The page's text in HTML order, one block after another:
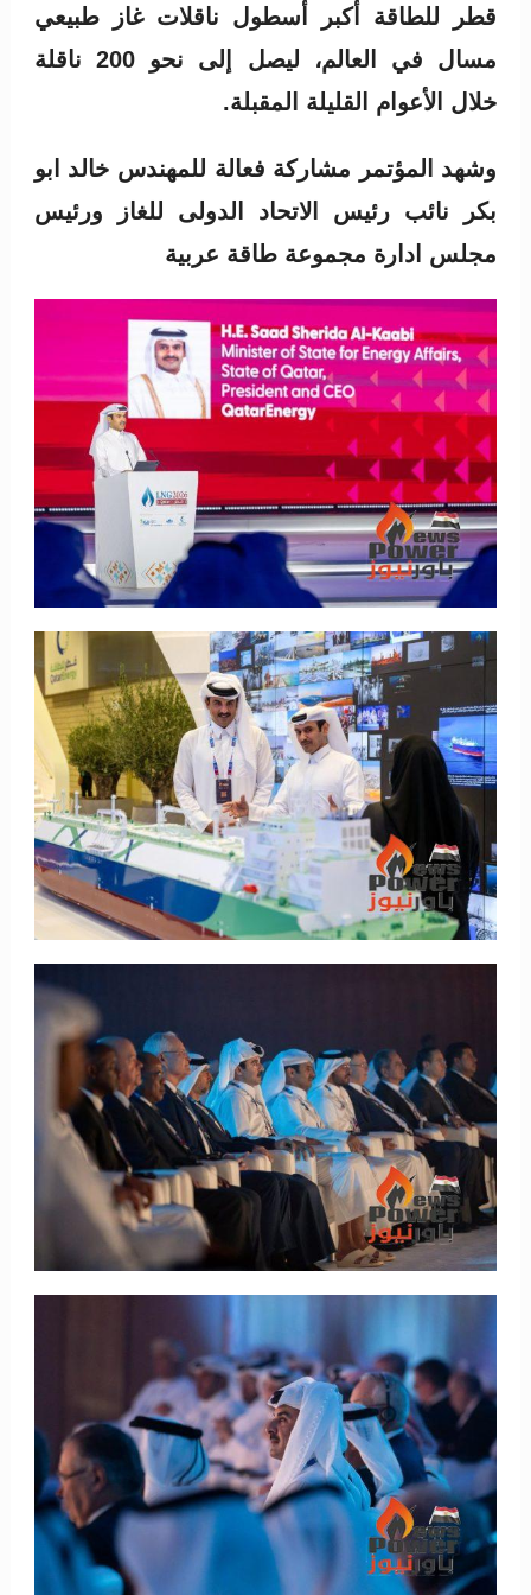
قطر للطاقة أكبر أسطول ناقلات غاز طبيعي
مسال في العالم، ليصل إلى نحو 200 ناقلة
خلال الأعوام القليلة المقبلة.
وشهد المؤتمر مشاركة فعالة للمهندس خالد ابو
بكر نائب رئيس الاتحاد الدولى للغاز ورئيس
مجلس ادارة مجموعة طاقة عربية